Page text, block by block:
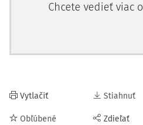
Chcete vedieť viac o
Vytlačiť
Obľúbené
Stiahnuť
Zdieľať